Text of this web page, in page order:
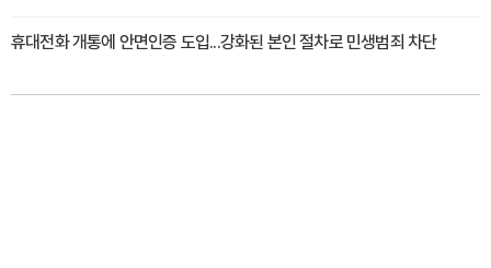
휴대전화 개통에 안면인증 도입...강화된 본인 절차로 민생범죄 차단